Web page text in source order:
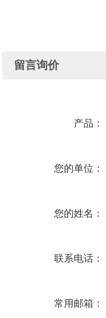
留言询价
产品：
您的单位：
您的姓名：
联系电话：
常用邮箱：